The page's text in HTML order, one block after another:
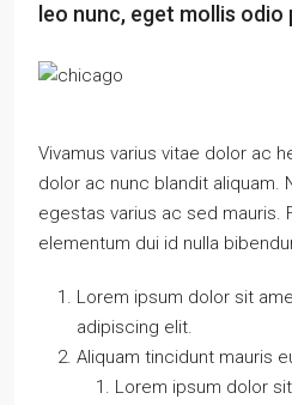
leo nunc, eget mollis odio
Vivamus varius vitae dolor ac
dolor ac nunc blandit aliquam.
egestas varius ac sed mauris.
elementum dui id nulla
Lorem ipsum dolor sit
adipiscing elit.
Aliquam tincidunt mauris
Lorem ipsum dolor